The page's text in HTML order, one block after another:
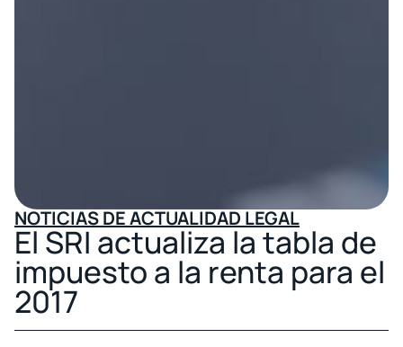
NOTICIAS DE ACTUALIDAD LEGAL
El SRI actualiza la tabla de
impuesto a la renta para el
2017